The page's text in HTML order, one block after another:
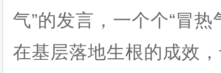
气”的发言，一个个“冒
在基层落地生根的成效